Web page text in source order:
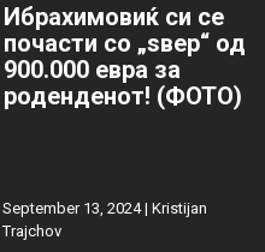
Ибрахимовиќ си се
почасти со „ѕвер“ од
900.000 евра за
роденденот! (ФОТО)
September 13, 2024 |Kristijan
Trajchov